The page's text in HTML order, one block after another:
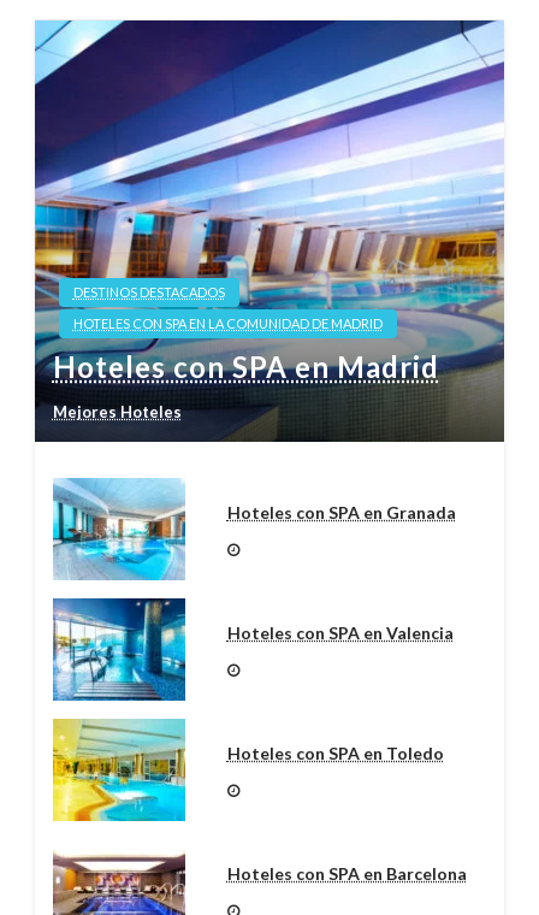
DESTINOS DESTACADOS
HOTELES CON SPA EN LA COMUNIDAD DE MADRID
Hoteles con SPA en Madrid
Mejores Hoteles
Hoteles con SPA en Granada
Hoteles con SPA en Valencia
Hoteles con SPA en Toledo
Hoteles con SPA en Barcelona